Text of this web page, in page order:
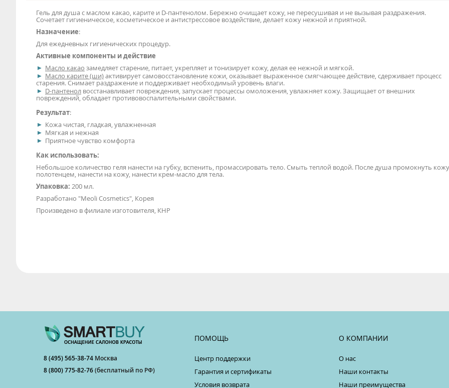
Гель для душа с маслом какао, карите и D-пантенолом. Бережно очищает кожу, не пересушивая и не вызывая раздражения.
Сочетает гигиеническое, косметическое и антистрессовое воздействие, делает кожу нежной и приятной.
Назначение:
Для ежедневных гигиенических процедур.
Активные компоненты и действие
Масло какао замедляет старение, питает, укрепляет и тонизирует кожу, делая ее нежной и мягкой.
Масло карите (ши)активирует самовосстановление кожи, оказывает выраженное смягчающее действие, сдерживает процесс
старения. Снимает раздражение и поддерживает необходимый уровень влаги.
D-пантенол восстанавливает повреждения, запускает процессы омоложения, увлажняет кожу. Защищает от внешних
повреждений, обладает противовоспалительными свойствами.
Результат:
Кожа чистая, гладкая, увлажненная
Мягкая и нежная
Приятное чувство комфорта
Как использовать:
Небольшое количество геля нанести на губку, вспенить, промассировать тело. Смыть теплой водой. После душа промокнуть кожу
полотенцем, нанести на кожу, нанести крем-масло для тела.
Упаковка: 200 мл.
Разработано "Meoli Cosmetics", Корея
Произведено в филиале изготовителя, КНР
8 (495) 565-38-74 Москва
8 (800) 775-82-76(бесплатный по РФ)
ПОМОЩЬ
Центр поддержки
Гарантия и сертификаты
Условия возврата
О КОМПАНИИ
О нас
Наши контакты
Наши преимущества